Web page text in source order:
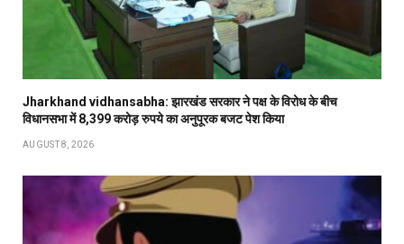
Jharkhand vidhansabha: झारखंड सरकार ने पक्ष के विरोध के बीच
विधानसभा में 8,399 करोड़ रुपये का अनुपूरक बजट पेश किया
AUGUST 8, 2026